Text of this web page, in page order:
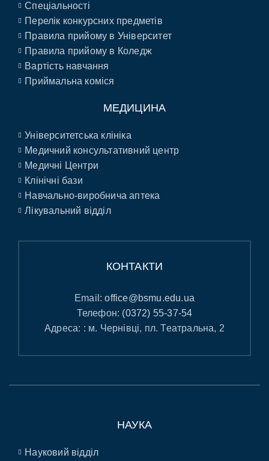
Спеціальності
Перелік конкурсних предметів
Правила прийому в Університет
Правила прийому в Коледж
Вартість навчання
Приймальна коміся
МЕДИЦИНА
Університетська клініка
Медичний консультативний центр
Медичні Центри
Клінічні бази
Навчально-виробнича аптека
Лікувальний відділ
КОНТАКТИ
Email:office@bsmu.edu.ua
Телефон: (0372) 55-37-54
Адреса: : м. Чернівці, пл. Театральна, 2
НАУКА
Науковий відділ